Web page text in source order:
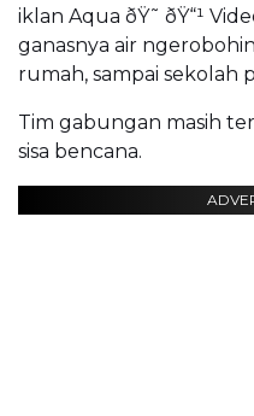
iklan Aqua ðŸ˜­ ðŸ“¹
ganasnya air
rumah, sampai sekolah
Tim gabungan masih
sisa bencana.